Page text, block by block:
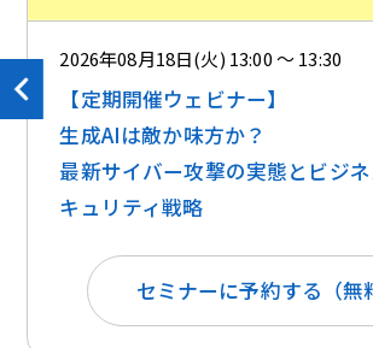
2026年08月18日(火) 13:00 ～ 13:30
【定期開催ウェビナー】
生成AIは敵か味方か？ ​​
最新サイバー攻撃の実態とビジ
キュリティ戦略
セミナーに予約する（無